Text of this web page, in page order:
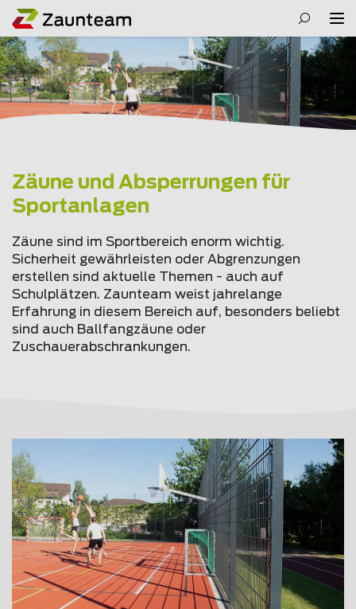
Zäune und Absperrungen für
Sportanlagen
Zäune sind im Sportbereich enorm wichtig.
Sicherheit gewährleisten oder Abgrenzungen
erstellen sind aktuelle Themen - auch auf
Schulplätzen. Zaunteam weist jahrelange
Erfahrung in diesem Bereich auf, besonders beliebt
sind auch Ballfangzäune oder
Zuschauerabschrankungen.